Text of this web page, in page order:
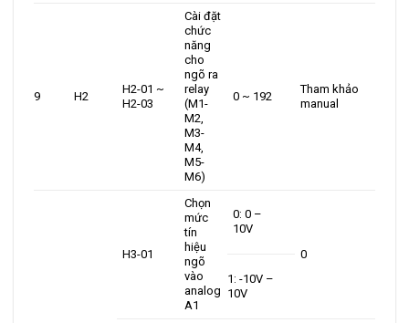
9 H2
H2-01 ~
H2-03
Cài đặt
chức
năng
cho
ngõ ra
relay
(M1-
M2,
M3-
M4,
M5-
M6)
0 ~ 192
Tham khảo
manual
H3-01
Chọn
mức
tín
hiệu
ngõ
vào
analog
A1
0: 0 –
10V
0
1: -10V –
10V